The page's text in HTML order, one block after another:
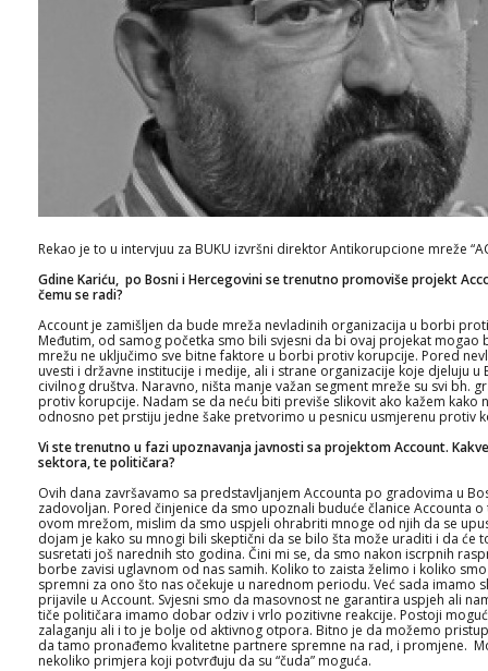
Rekao je to u intervjuu za BUKU izvršni direktor Antikorupcione mreže
Gdine Kariću, po Bosni i Hercegovini se trenutno promoviše projekt
čemu se radi?
Account je zamišljen da bude mreža nevladinih organizacija u borbi
Međutim, od samog početka smo bili svjesni da bi ovaj projekat mogao
mrežu ne uključimo sve bitne faktore u borbi protiv korupcije. Pored
uvesti i državne institucije i medije, ali i strane organizacije koje djeluju
civilnog društva. Naravno, ništa manje važan segment mreže su svi bh.
protiv korupcije. Nadam se da neću biti previše slikovit ako kažem kako
odnosno pet prstiju jedne šake pretvorimo u pesnicu usmjerenu protiv
Vi ste trenutno u fazi upoznavanja javnosti sa projektom Account.
sektora, te političara?
Ovih dana završavamo sa predstavljanjem Accounta po gradovima u
zadovoljan. Pored činjenice da smo upoznali buduće članice Accounta
ovom mrežom, mislim da smo uspjeli ohrabriti mnoge od njih da se
dojam je kako su mnogi bili skeptični da se bilo šta može uraditi i da će
susretati još narednih sto godina. Čini mi se, da smo nakon iscrpnih
borbe zavisi uglavnom od nas samih. Koliko to zaista želimo i koliko
spremni za ono što nas očekuje u narednom periodu. Već sada imamo
prijavile u Account. Svjesni smo da masovnost ne garantira uspjeh ali
tiče političara imamo dobar odziv i vrlo pozitivne reakcije. Postoji
zalaganju ali i to je bolje od aktivnog otpora. Bitno je da možemo
da tamo pronađemo kvalitetne partnere spremne na rad, i promjene.
nekoliko primjera koji potvrđuju da su “čuda” moguća.